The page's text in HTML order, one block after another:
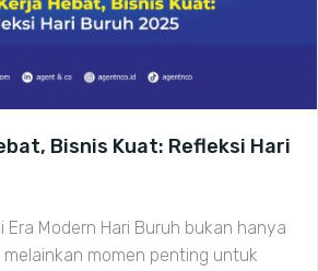
Bisnis Kuat: Refleksi Hari
Era Modern Hari Buruh bukan hanya
momen penting untuk